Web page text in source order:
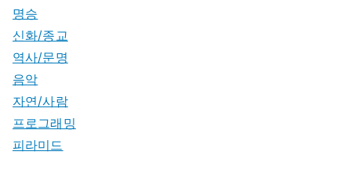
명승
신화/종교
역사/문명
음악
자연/사람
프로그래밍
피라미드